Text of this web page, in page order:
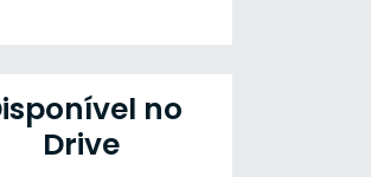
no
Drive